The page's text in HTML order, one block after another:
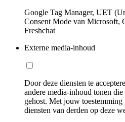
Google Tag Manager, UET
Consent Mode van Microsoft,
Freshchat
Externe media-inhoud
Door deze diensten te
andere media-inhoud tonen
gehost. Met jouw
diensten van derden op deze